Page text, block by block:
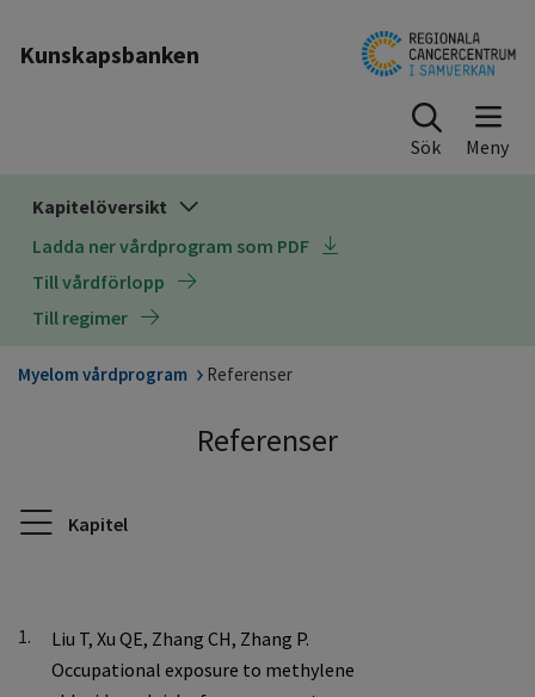
Kunskapsbanken
Sök
Kapitelöversikt
Ladda ner vårdprogram som PDF
Till vårdförlopp
Till regimer
Myelom vårdprogram Referenser
Referenser
Kapitel
1.